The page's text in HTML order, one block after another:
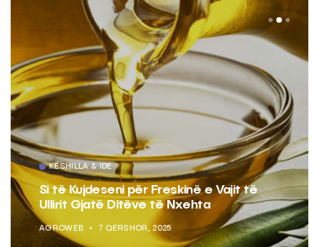
KËSHILLA & IDE
Si të Kujdeseni për Freskinë e Vajit të
Ullirit Gjatë Ditëve të Nxehta
AGROWEB 7 QERSHOR, 2025